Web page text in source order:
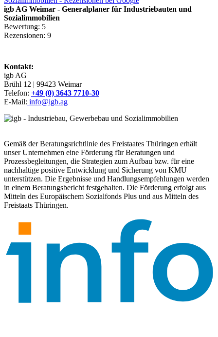
igb AG Weimar - Generalplaner für Industriebauten und
Sozialimmobilien
Bewertung: 5
Rezensionen: 9
Kontakt:
igb AG
Brühl 12 | 99423 Weimar
Telefon: +49 (0) 3643 7710-30
E-Mail: info@igb.ag
Gemäß der Beratungsrichtlinie des Freistaates Thüringen erhält
unser Unternehmen eine Förderung für Beratungen und
Prozessbegleitungen, die Strategien zum Aufbau bzw. für eine
nachhaltige positive Entwicklung und Sicherung von KMU
unterstützen. Die Ergebnisse und Handlungsempfehlungen werden
in einem Beratungsbericht festgehalten. Die Förderung erfolgt aus
Mitteln des Europäischem Sozialfonds Plus und aus Mitteln des
Freistaats Thüringen.